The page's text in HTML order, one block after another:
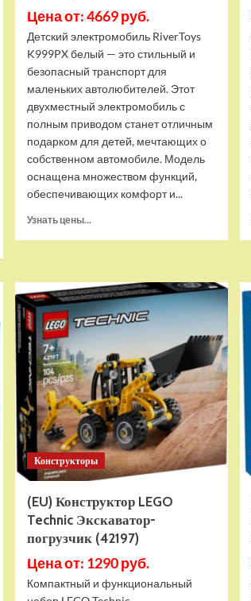
Цена от: 4669 руб.
Детский электромобиль RiverToys
K999PX белый — это стильный и
безопасный транспорт для
маленьких автолюбителей. Этот
двухместный электромобиль с
полным приводом станет отличным
подарком для детей, мечтающих о
собственном автомобиле. Модель
оснащена множеством функций,
обеспечивающих комфорт и...
Узнать цены...
RiverToys
K999PX
белый
Конструкторы
(EU) Конструктор LEGO
Technic Экскаватор-
погрузчик (42197)
Цена от: 1290 руб.
Компактный и функциональный